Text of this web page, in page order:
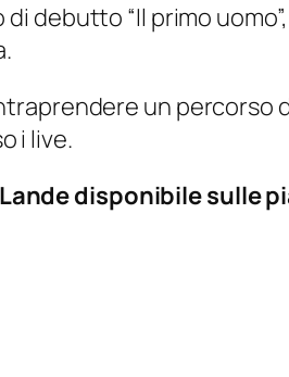
debutto “Il primo
un
i live.
disponibile